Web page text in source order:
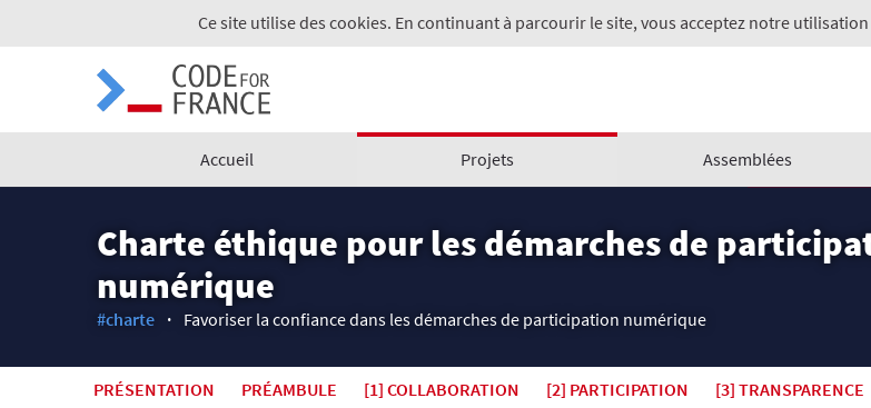
Ce site utilise des cookies. En continuant à parcourir le site, vous acceptez notre
Accueil Projets Assemblées
Charte éthique pour les démarches de
numérique
#charte Favoriser la confiance dans les démarches de participation numérique
PRÉSENTATION PRÉAMBULE [1] COLLABORATION [2] PARTICIPATION [3] TRANSPARENCE